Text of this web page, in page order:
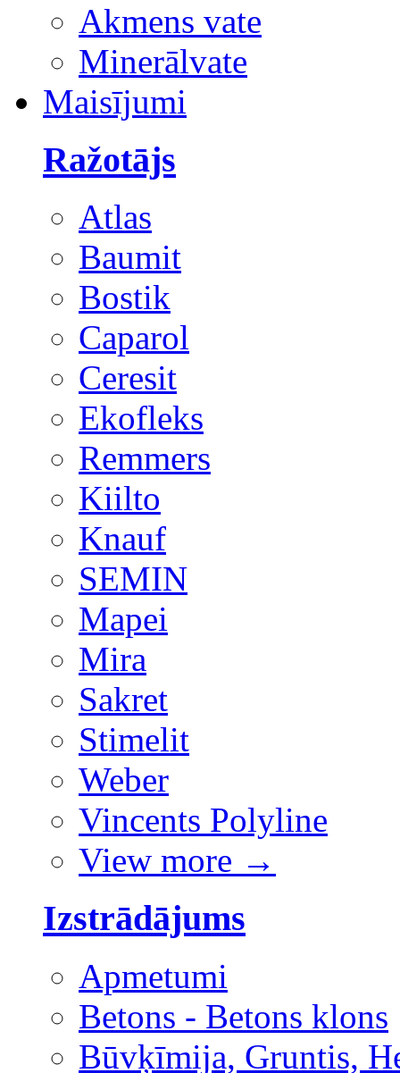
Akmens vate
Minerālvate
Maisījumi
Ražotājs
Atlas
Baumit
Bostik
Caparol
Ceresit
Ekofleks
Remmers
Kiilto
Knauf
SEMIN
Mapei
Mira
Sakret
Stimelit
Weber
Vincents Polyline
View more →
Izstrādājums
Apmetumi
Betons - Betons klons
Būvķīmija, Gruntis,